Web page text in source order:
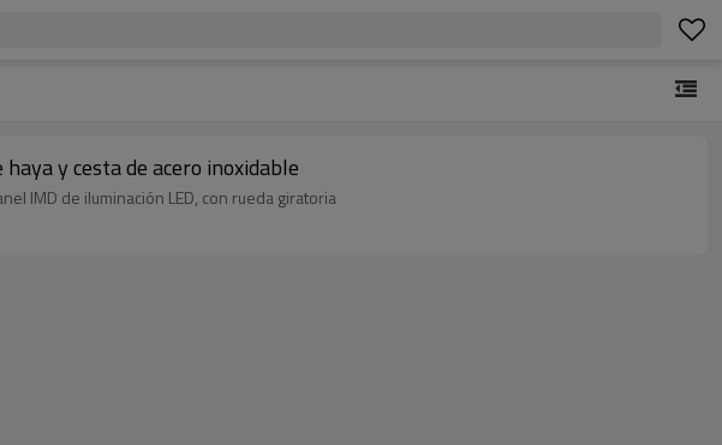
y cesta de acero inoxidable
IMD de iluminación LED, con rueda giratoria